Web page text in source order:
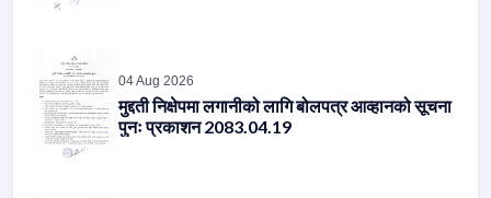
04 Aug 2026
मुद्दती निक्षेपमा लगानीको लागि बोलपत्र आव्हानको सूचना
पुनः प्रकाशन 2083.04.19